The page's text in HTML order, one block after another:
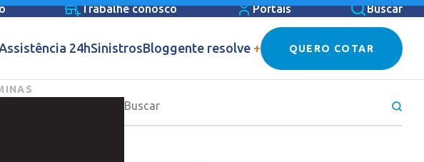
Trabalhe conosco Portais Buscar
24hSinistrosBloggente resolve + QUERO COTAR